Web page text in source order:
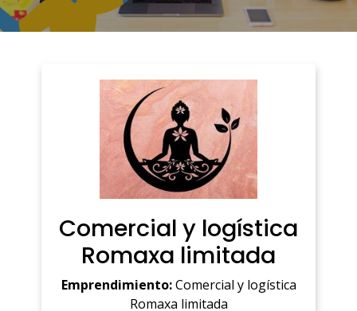
Comercial y logística
Romaxa limitada
Emprendimiento:Comercial y logística
Romaxa limitada